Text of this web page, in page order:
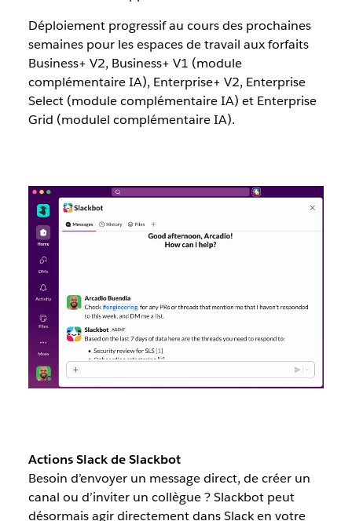
Déploiement progressif au cours des prochaines
semaines pour les espaces de travail aux forfaits
Business+ V2, Business+ V1 (module
complémentaire IA), Enterprise+ V2, Enterprise
Select (module complémentaire IA) et Enterprise
Grid (modulel complémentaire IA).
Actions Slack de Slackbot
Besoin d’envoyer un message direct, de créer un
canal ou d’inviter un collègue ? Slackbot peut
désormais agir directement dans Slack en votre